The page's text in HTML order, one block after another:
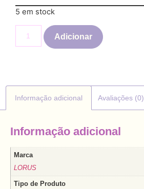
5 em stock
Adicionar
Informação adicional Avaliações (0)
Informação adicional
Marca
LORUS
Tipo de Produto